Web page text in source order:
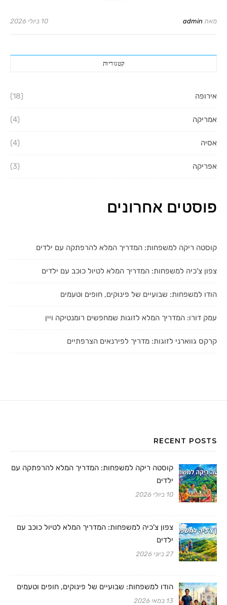
מאת admin 10 ביולי 2026
קטגוריות
אירופה (18)
אמריקה (4)
אסיה (4)
אפריקה (3)
פוסטים אחרונים
קוסטה ריקה למשפחות: המדריך המלא להרפתקה עם ילדים
צפון צ'כיה למשפחות: המדריך המלא לטיול כוכב עם ילדים
הודו למשפחות: שבועיים של פינוקים, חופים וטעמים
עמק דורו: המדריך המלא לזוגות שמחפשים רומנטיקה ויין
קרקס גווארני לזוגות: מדריך לפירנאים הצרפתיים
RECENT POSTS
קוסטה ריקה למשפחות: המדריך המלא להרפתקה עם
ילדים
10 ביולי 2026
צפון צ'כיה למשפחות: המדריך המלא לטיול כוכב עם
ילדים
27 ביוני 2026
הודו למשפחות: שבועיים של פינוקים, חופים וטעמים
13 במאי 2026